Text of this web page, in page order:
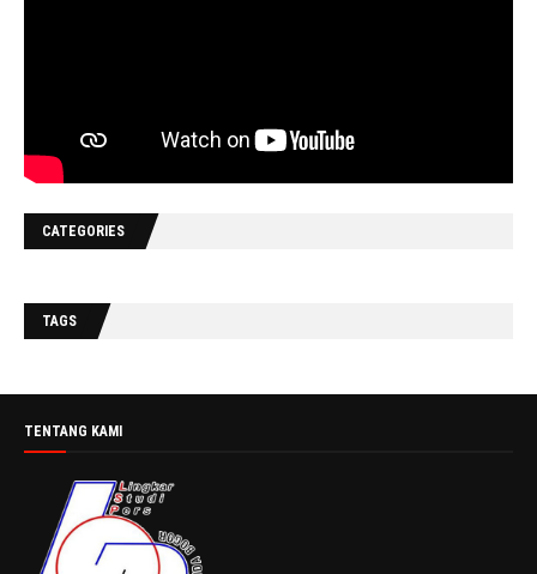
CATEGORIES
TAGS
TENTANG KAMI